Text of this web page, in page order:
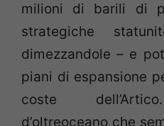
milioni di barili di
strategiche
dimezzandole – e
piani di espansione
coste
d’oltreoceano che